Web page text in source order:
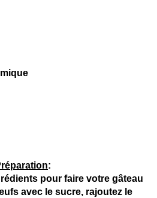
:
pour faire votre gâteau
avec le sucre, rajoutez le